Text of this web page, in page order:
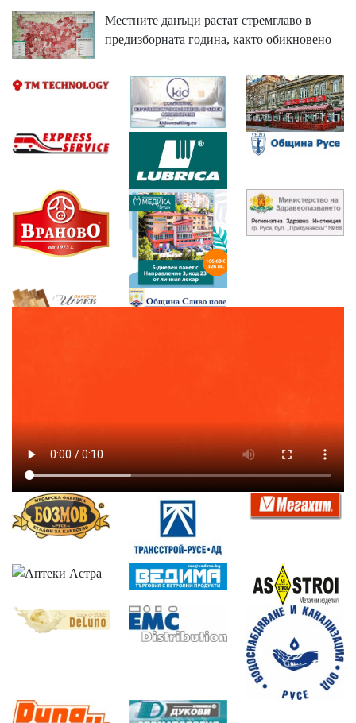
Местните данъци растат стремглаво в
предизборната година, както обикновено